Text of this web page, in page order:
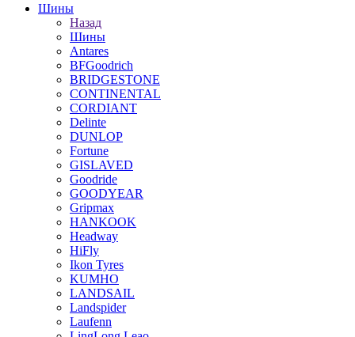
Шины
Назад
Шины
Antares
BFGoodrich
BRIDGESTONE
CONTINENTAL
CORDIANT
Delinte
DUNLOP
Fortune
GISLAVED
Goodride
GOODYEAR
Gripmax
HANKOOK
Headway
HiFly
Ikon Tyres
KUMHO
LANDSAIL
Landspider
Laufenn